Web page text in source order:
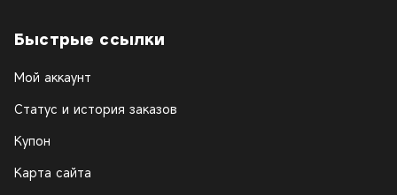
Быстрые ссылки
Мой аккаунт
Статус и история заказов
Купон
Карта сайта